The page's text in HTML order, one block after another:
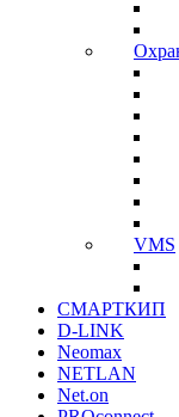
VMS
СМАРТКИП
D-LINK
Neomax
NETLAN
Net.on